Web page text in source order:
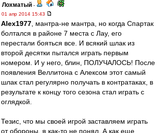
Лохматый -
01 апр 2014 15:43
Alex1977 , мантра-не мантра, но когда Спартак
болтался в районе 7 места с Лау, его
перестали бояться все. И всякий шлак из
второй десятки пытался играть первым
номером. И у него, блин, ПОЛУЧАЛОСЬ! После
появления Веллитона с Алексом этот самый
шлак стал регулярно получать в контратаках, в
результате к концу того сезона стал играть с
оглядкой.
Тезис, что мы своей игрой заставляем играть
от обороны, я как-то не понял. А как еще